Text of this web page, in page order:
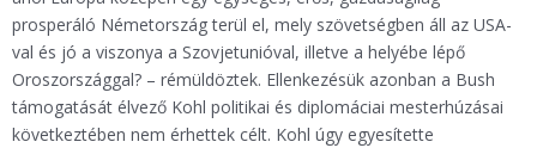
prosperáló Németország terül el, mely szövetségben áll az USA-
val és jó a viszonya a Szovjetunióval, illetve a helyébe lépő
Oroszországgal? – rémüldöztek. Ellenkezésük azonban a Bush
támogatását élvező Kohl politikai és diplomáciai mesterhúzásai
következtében nem érhettek célt. Kohl úgy egyesítette